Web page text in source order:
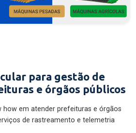
para gestão de
e órgãos públicos
how em atender prefeituras e órgãos
de rastreamento e telemetria